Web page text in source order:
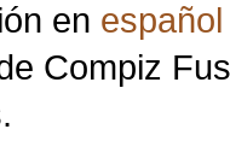
en español
Compiz